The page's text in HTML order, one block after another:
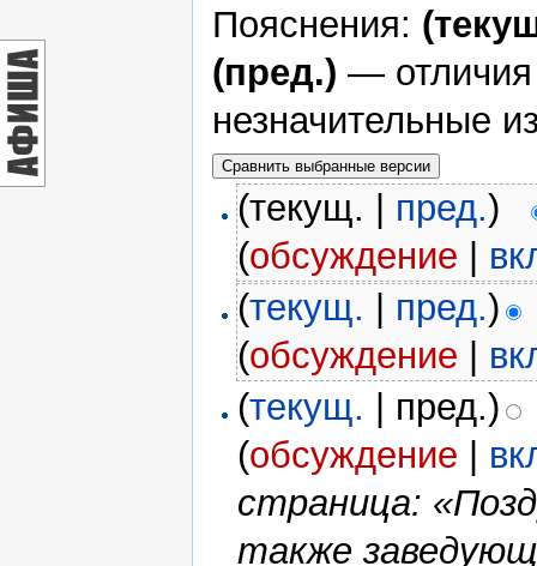
Пояснения:
(пред.) —
незначительные
(текущ. | пред.)
(обсуждение |
(текущ. пред.)
(обсуждение
(текущ. | пред.)
(обсуждение
страница:
также